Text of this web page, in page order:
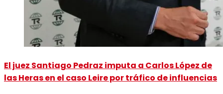
El juez Santiago Pedraz imputa a Carlos López de
las Heras en el caso Leire por tráfico de influencias